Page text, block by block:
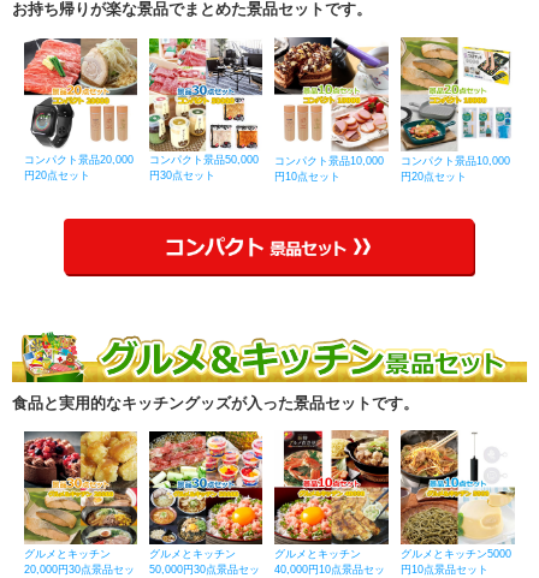
お持ち帰りが楽な景品でまとめた景品セットです。
コンパクト景品20,000
円20点セット
コンパクト景品50,000
円30点セット
コンパクト景品10,000
円10点セット
コンパクト景品10,000
円20点セット
食品と実用的なキッチングッズが入った景品セットです。
グルメとキッチン
20,000円30点景品セッ
グルメとキッチン
50,000円30点景品セッ
グルメとキッチン
40,000円10点景品セッ
グルメとキッチン5000
円10点景品セット